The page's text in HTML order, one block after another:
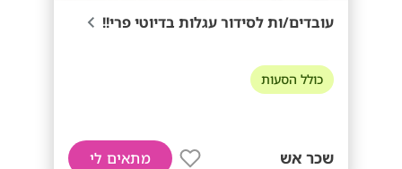
עובדים/ות לסידור עגלות בדיוטי פרי!!
כולל הסעות
שכר אש מתאים לי